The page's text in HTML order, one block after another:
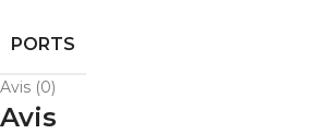
PORTS
Avis (0)
Avis